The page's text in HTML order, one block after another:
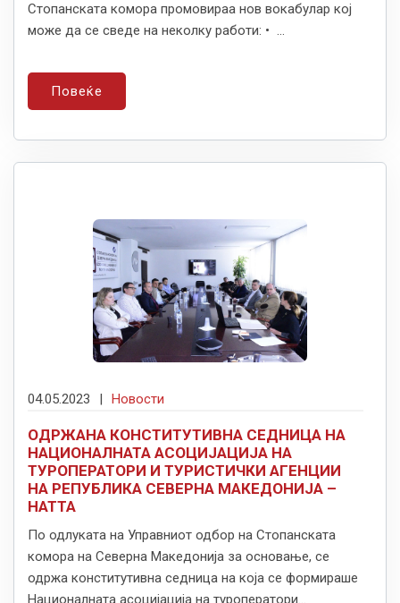
Стопанската комора промовираа нов вокабулар кој
може да се сведе на неколку работи: • ...
Повеќе
04.05.2023 | Новости
ОДРЖАНА КОНСТИТУТИВНА СЕДНИЦА НА
НАЦИОНАЛНАТА АСОЦИЈАЦИЈА НА
ТУРОПЕРАТОРИ И ТУРИСТИЧКИ АГЕНЦИИ
НА РЕПУБЛИКА СЕВЕРНА МАКЕДОНИЈА –
НАТТА
По одлуката на Управниот одбор на Стопанската
комора на Северна Македонија за основање, се
одржа конститутивна седница на која се формираше
Националната асоцијација на туроператори...